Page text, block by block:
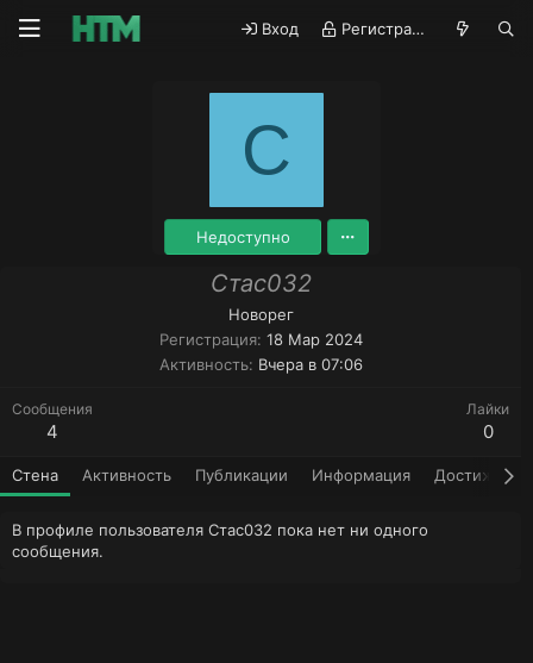
Вход Регистрация
С
Недоступно
Стас032
Новорег
Регистрация 18 Мар 2024
Активность Вчера в 07:06
Сообщения
4
Лайки
0
Стена Активность Публикации Информация Достижения
В профиле пользователя Стас032 пока нет ни одного
сообщения.